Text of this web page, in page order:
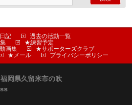
記
過去の活動一覧
★練習予定
画集
★サポーターズクラブ
★メール プライバシーポリシー
岡県久留米市の吹